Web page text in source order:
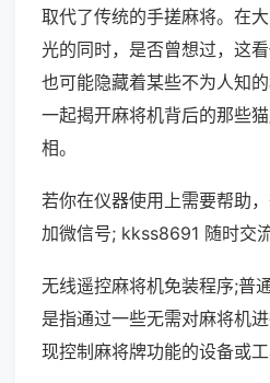
取代了传统的手搓麻将。在
光的同时，是否曾想过，这
也可能隐藏着某些不为人知
一起揭开麻将机背后的那些
相。
若你在仪器使用上需要帮助
加微信号; kkss8691 随时交流
无线遥控麻将机免装程序;普
是指通过一些无需对麻将机
现控制麻将牌功能的设备或工